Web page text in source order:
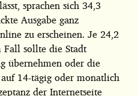
sprachen sich 34,3
Ausgabe ganz
zu erscheinen. Je 24,2
sollte die Stadt
übernehmen oder die
14-tägig oder monatlich
der Internetseite